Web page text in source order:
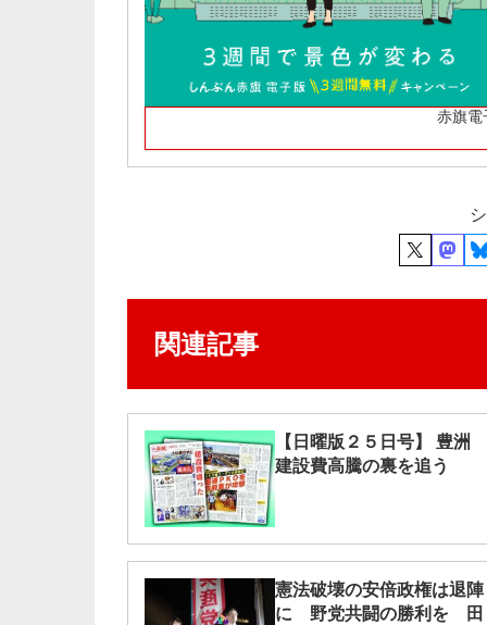
赤旗
関連記事
【日曜版２５日号】 豊洲
建設費高騰の裏を追う
憲法破壊の安倍政権は退陣
に 野党共闘の勝利を 田